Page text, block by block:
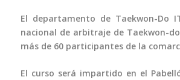
El departamento de Taekwon-Do
nacional de arbitraje de Taekwon-
más de 60 participantes de la
El curso será impartido en el